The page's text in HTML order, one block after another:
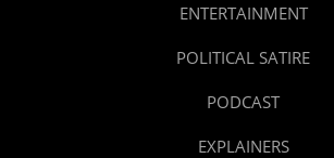
ENTERTAINMENT
POLITICAL SATIRE
PODCAST
EXPLAINERS